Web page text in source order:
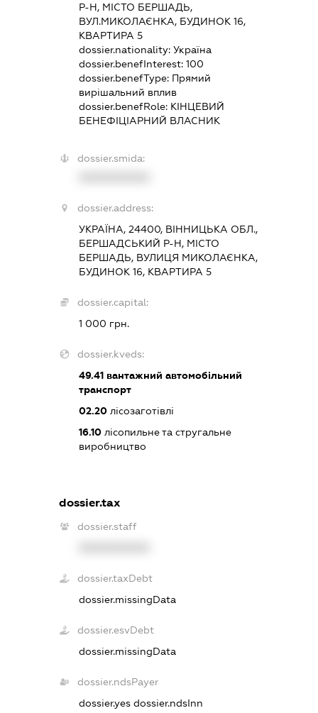
Р-Н, МІСТО БЕРШАДЬ,
ВУЛ.МИКОЛАЄНКА, БУДИНОК 16,
КВАРТИРА 5
dossier.nationality:Україна
dossier.benefInterest:100
dossier.benefType: Прямий
вирішальний вплив
dossier.benefRole: КІНЦЕВИЙ
БЕНЕФІЦІАРНИЙ ВЛАСНИК
dossier.smida:
dossier.address:
УКРАЇНА, 24400, ВІННИЦЬКА ОБЛ.,
БЕРШАДСЬКИЙ Р-Н, МІСТО
БЕРШАДЬ, ВУЛИЦЯ МИКОЛАЄНКА,
БУДИНОК 16, КВАРТИРА 5
dossier.capital:
1 000 грн.
dossier.kveds:
49.41 вантажний автомобільний
транспорт
02.20 лісозаготівлі
16.10 лісопильне та стругальне
виробництво
dossier.tax
dossier.staff
dossier.taxDebt
dossier.missingData
dossier.esvDebt
dossier.missingData
dossier.ndsPayer
dossier.yesdossier.ndsInn